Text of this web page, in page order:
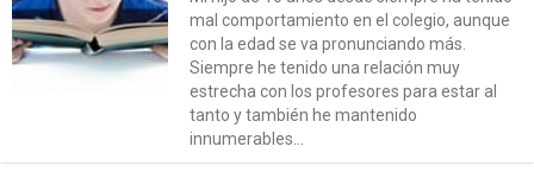
mal comportamiento en el colegio, aunque
con la edad se va pronunciando más.
Siempre he tenido una relación muy
estrecha con los profesores para estar al
tanto y también he mantenido
innumerables...